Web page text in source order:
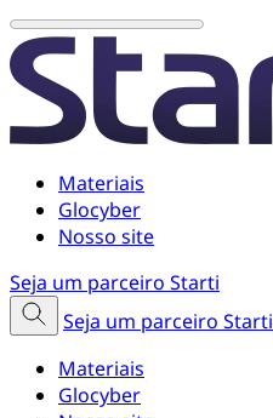
Materiais
Glocyber
Nosso site
Seja um parceiro Starti
Seja um parceiro Starti
Materiais
Glocyber